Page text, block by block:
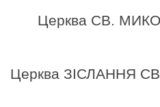
Церква СВ.
Церква ЗІСЛАННЯ